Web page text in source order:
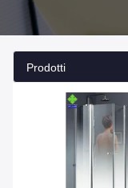
Prodotti